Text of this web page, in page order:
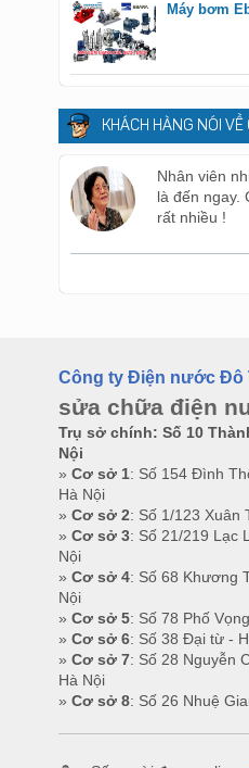
Máy bơm
KHÁCH HÀNG NÓI VỀ
Nhân viên
là đến ngay.
rất nhiều !
Công ty Điện nước Đô
sửa chữa điện
Trụ sở chính: Số 10
Nội
» Cơ sở 1: Số 154 Đình
Hà Nội
» Cơ sở 2: Số 1/123 Xuân
» Cơ sở 3: Số 21/219 Lạc
Nội
» Cơ sở 4: Số 68 Khương
Nội
» Cơ sở 5: Số 78 Phố
» Cơ sở 6: Số 38 Đại từ -
» Cơ sở 7: Số 28 Nguyễn
Hà Nội
» Cơ sở 8: Số 26 Nhuệ